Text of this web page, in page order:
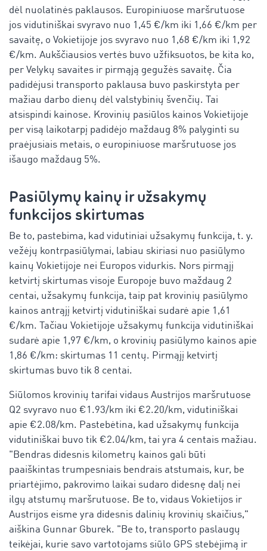
dėl nuolatinės paklausos. Europiniuose maršrutuose
jos vidutiniškai svyravo nuo 1,45 €/km iki 1,66 €/km per
savaitę, o Vokietijoje jos svyravo nuo 1,68 €/km iki 1,92
€/km. Aukščiausios vertės buvo užfiksuotos, be kita ko,
per Velykų savaites ir pirmąją gegužės savaitę. Čia
padidėjusi transporto paklausa buvo paskirstyta per
mažiau darbo dienų dėl valstybinių švenčių. Tai
atsispindi kainose. Krovinių pasiūlos kainos Vokietijoje
per visą laikotarpį padidėjo maždaug 8% palyginti su
praėjusiais metais, o europiniuose maršrutuose jos
išaugo maždaug 5%.
Pasiūlymų kainų ir užsakymų
funkcijos skirtumas
Be to, pastebima, kad vidutiniai užsakymų funkcija, t. y.
vežėjų kontrpasiūlymai, labiau skiriasi nuo pasiūlymo
kainų Vokietijoje nei Europos vidurkis. Nors pirmąjį
ketvirtį skirtumas visoje Europoje buvo maždaug 2
centai, užsakymų funkcija, taip pat krovinių pasiūlymo
kainos antrąjį ketvirtį vidutiniškai sudarė apie 1,61
€/km. Tačiau Vokietijoje užsakymų funkcija vidutiniškai
sudarė apie 1,97 €/km, o krovinių pasiūlymo kainos apie
1,86 €/km: skirtumas 11 centų. Pirmąjį ketvirtį
skirtumas buvo tik 8 centai.
Siūlomos krovinių tarifai vidaus Austrijos maršrutuose
Q2 svyravo nuo €1.93/km iki €2.20/km, vidutiniškai
apie €2.08/km. Pastebėtina, kad užsakymų funkcija
vidutiniškai buvo tik €2.04/km, tai yra 4 centais mažiau.
"Bendras didesnis kilometrų kainos gali būti
paaiškintas trumpesniais bendrais atstumais, kur, be
priartėjimo, pakrovimo laikai sudaro didesnę dalį nei
ilgų atstumų maršrutuose. Be to, vidaus Vokietijos ir
Austrijos eisme yra didesnis dalinių krovinių skaičius,"
aiškina Gunnar Gburek. "Be to, transporto paslaugų
teikėjai, kurie savo vartotojams siūlo GPS stebėjimą ir